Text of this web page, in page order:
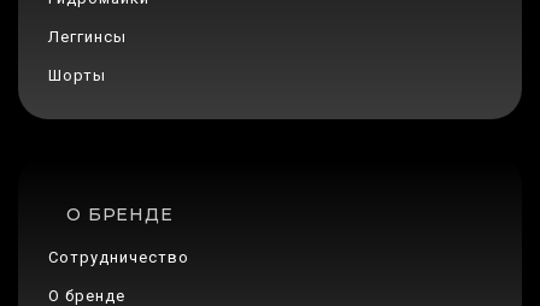
Леггинсы
Шорты
О БРЕНДЕ
Сотрудничество
О бренде